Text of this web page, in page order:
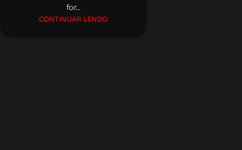
for...
CONTINUAR LENDO